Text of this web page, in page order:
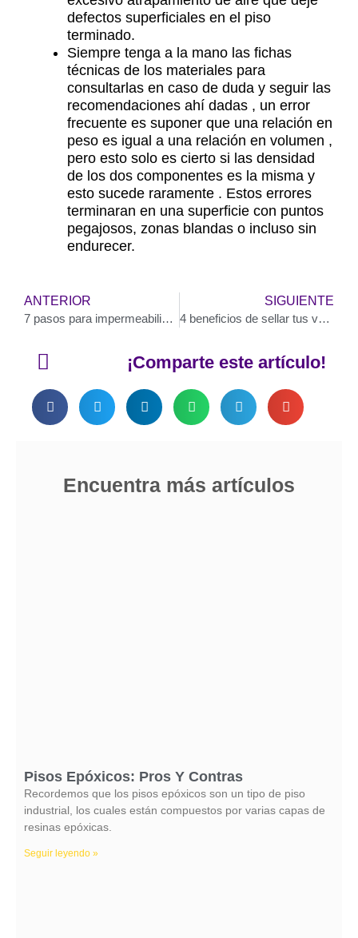
defectos superficiales en el piso
terminado.
Siempre tenga a la mano las fichas
técnicas de los materiales para
consultarlas en caso de duda y seguir las
recomendaciones ahí dadas , un error
frecuente es suponer que una relación en
peso es igual a una relación en volumen ,
pero esto solo es cierto si las densidad
de los dos componentes es la misma y
esto sucede raramente . Estos errores
terminaran en una superficie con puntos
pegajosos, zonas blandas o incluso sin
endurecer.
Previo
ANTERIOR
7 pasos para impermeabilizar correctamente
SIGUIENTE
4 beneficios de sellar tus ventanas
¡Comparte este artículo!
Encuentra más artículos
Pisos Epóxicos: Pros Y Contras
Recordemos que los pisos epóxicos son un tipo de piso
industrial, los cuales están compuestos por varias capas de
resinas epóxicas.
Seguir leyendo »